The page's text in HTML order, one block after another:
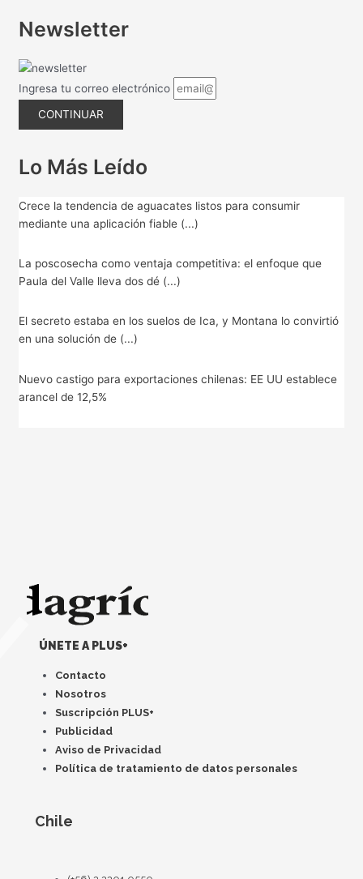
Newsletter
Ingresa tu correo electrónico
CONTINUAR
Lo Más Leído
Crece la tendencia de aguacates listos para consumir
mediante una aplicación fiable (...)
La poscosecha como ventaja competitiva: el enfoque que
Paula del Valle lleva dos dé (...)
El secreto estaba en los suelos de Ica, y Montana lo convirtió
en una solución de (...)
Nuevo castigo para exportaciones chilenas: EE UU establece
arancel de 12,5%
ÚNETE A PLUS+
Contacto
Nosotros
Suscripción PLUS+
Publicidad
Aviso de Privacidad
Política de tratamiento de datos personales
Chile